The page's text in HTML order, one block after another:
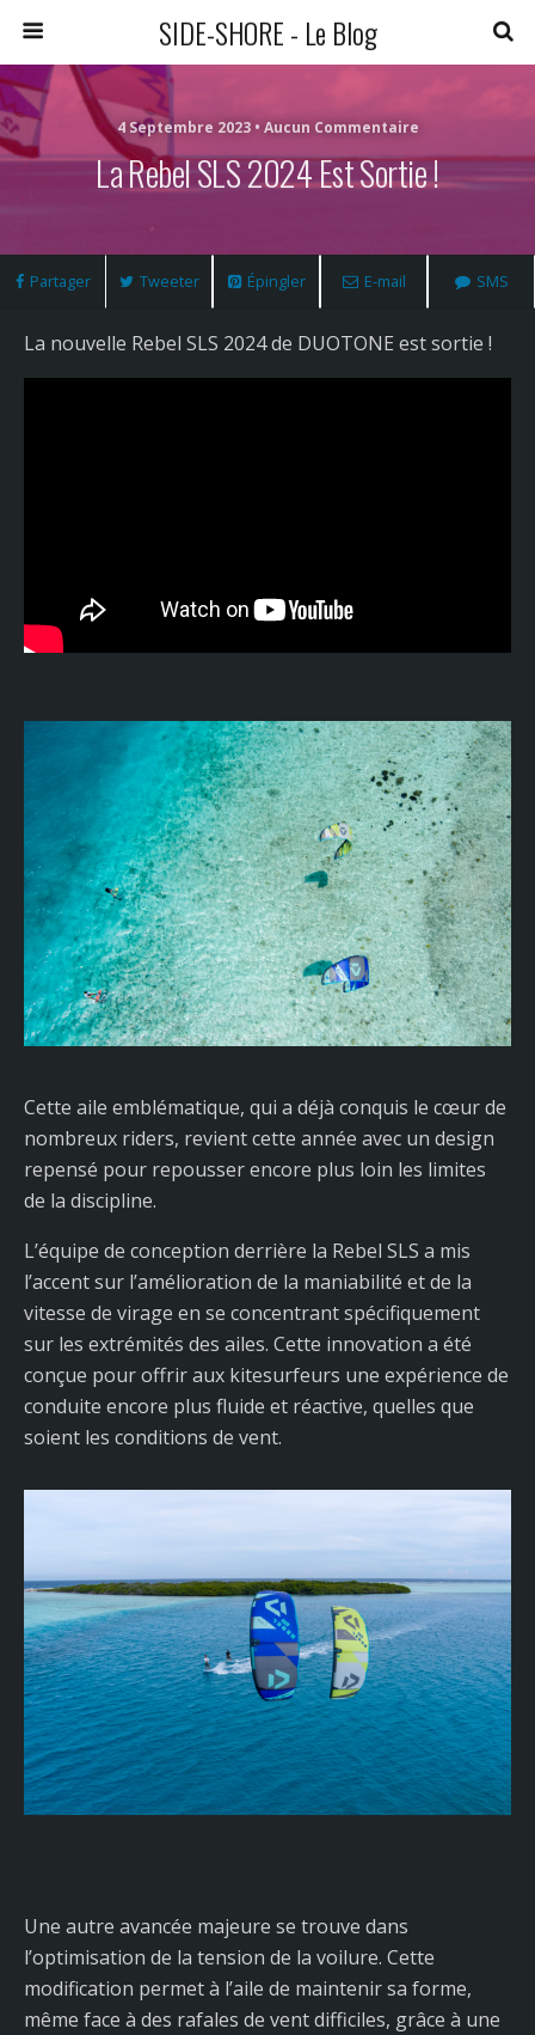
SIDE-SHORE - Le Blog
4 Septembre 2023 • Aucun Commentaire
La Rebel SLS 2024 Est Sortie !
Partager Tweeter Épingler E-mail SMS
La nouvelle Rebel SLS 2024 de DUOTONE est sortie !
Cette aile emblématique, qui a déjà conquis le cœur de
nombreux riders, revient cette année avec un design
repensé pour repousser encore plus loin les limites
de la discipline.
L’équipe de conception derrière la Rebel SLS a mis
l’accent sur l’amélioration de la maniabilité et de la
vitesse de virage en se concentrant spécifiquement
sur les extrémités des ailes. Cette innovation a été
conçue pour offrir aux kitesurfeurs une expérience de
conduite encore plus fluide et réactive, quelles que
soient les conditions de vent.
Une autre avancée majeure se trouve dans
l’optimisation de la tension de la voilure. Cette
modification permet à l’aile de maintenir sa forme,
même face à des rafales de vent difficiles, grâce à une